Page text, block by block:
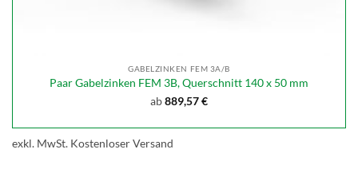
GABELZINKEN FEM 3A/B
Paar Gabelzinken FEM 3B, Querschnitt 140 x 50 mm
ab889,57€
exkl. MwSt. Kostenloser Versand